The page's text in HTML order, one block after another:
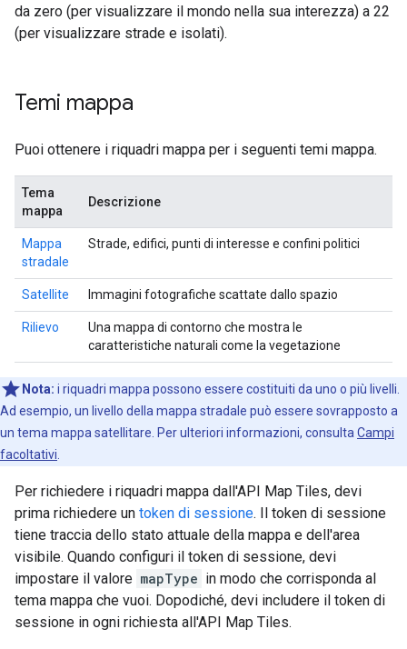
da zero (per visualizzare il mondo nella sua interezza) a 22
(per visualizzare strade e isolati).
Temi mappa
Puoi ottenere i riquadri mappa per i seguenti temi mappa.
Tema
mappa
Descrizione
Mappa
stradale
Strade, edifici, punti di interesse e confini politici
Satellite Immagini fotografiche scattate dallo spazio
Rilievo
Una mappa di contorno che mostra le
caratteristiche naturali come la vegetazione
Nota: i riquadri mappa possono essere costituiti da uno o più livelli.
Ad esempio, un livello della mappa stradale può essere sovrapposto a
un tema mappa satellitare. Per ulteriori informazioni, consulta Campi
facoltativi
Per richiedere i riquadri mappa dall'API Map Tiles, devi
prima richiedere un token di sessione. Il token di sessione
tiene traccia dello stato attuale della mappa e dell'area
visibile. Quando configuri il token di sessione, devi
impostare il valore mapType in modo che corrisponda al
tema mappa che vuoi. Dopodiché, devi includere il token di
sessione in ogni richiesta all'API Map Tiles.